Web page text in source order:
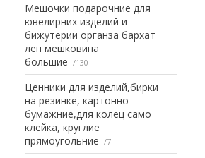
Мешочки подарочние для
ювелирних изделий и
бижутерии органза бархат
лен мешковина
большие
130
Ценники для изделий,бирки
на резинке, картонно-
бумажние,для колец само
клейка, круглие
прямоугольние
7